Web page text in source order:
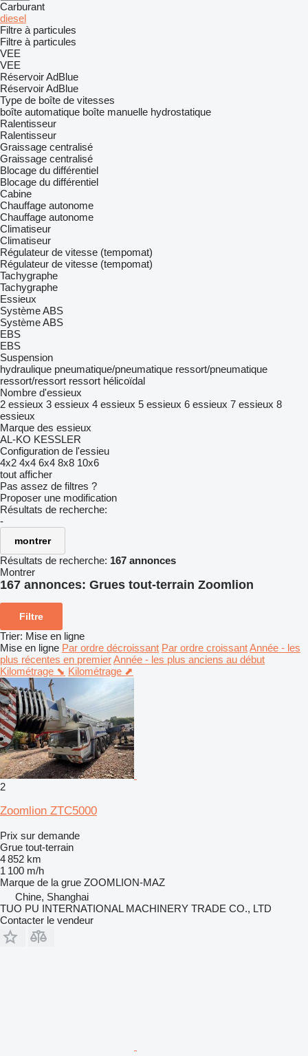
Carburant
diesel
Filtre à particules
Filtre à particules
VEE
VEE
Réservoir AdBlue
Réservoir AdBlue
Type de boîte de vitesses
boîte automatique boîte manuelle hydrostatique
Ralentisseur
Ralentisseur
Graissage centralisé
Graissage centralisé
Blocage du différentiel
Blocage du différentiel
Cabine
Chauffage autonome
Chauffage autonome
Climatiseur
Climatiseur
Régulateur de vitesse (tempomat)
Régulateur de vitesse (tempomat)
Tachygraphe
Tachygraphe
Essieux
Système ABS
Système ABS
EBS
EBS
Suspension
hydraulique pneumatique/pneumatique ressort/pneumatique
ressort/ressort ressort hélicoïdal
Nombre d'essieux
2 essieux 3 essieux 4 essieux 5 essieux 6 essieux 7 essieux 8
essieux
Marque des essieux
AL-KO KESSLER
Configuration de l'essieu
4x2 4x4 6x4 8x8 10x6
tout afficher
Pas assez de filtres ?
Proposer une modification
Résultats de recherche:
-
montrer
Résultats de recherche: 167 annonces
Montrer
167 annonces: Grues tout-terrain Zoomlion
Filtre
Trier: Mise en ligne
Mise en ligne Par ordre décroissant Par ordre croissantAnnée - les
plus récentes en premierAnnée - les plus anciens au début
Kilométrage ⬊ Kilométrage ⬈
2
Zoomlion ZTC5000
Prix sur demande
Grue tout-terrain
4 852 km
1 100 m/h
Marque de la grue ZOOMLION-MAZ
Chine, Shanghai
TUO PU INTERNATIONAL MACHINERY TRADE CO., LTD
Contacter le vendeur